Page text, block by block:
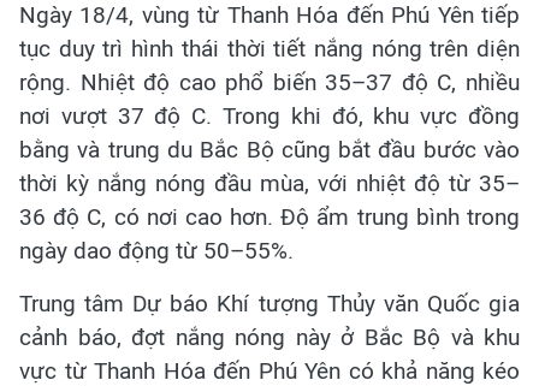
Ngày 18/4, vùng từ Thanh Hóa đến Phú Yên tiếp
tục duy trì hình thái thời tiết nắng nóng trên diện
rộng. Nhiệt độ cao phổ biến 35–37 độ C, nhiều
nơi vượt 37 độ C. Trong khi đó, khu vực đồng
bằng và trung du Bắc Bộ cũng bắt đầu bước vào
thời kỳ nắng nóng đầu mùa, với nhiệt độ từ 35–
36 độ C, có nơi cao hơn. Độ ẩm trung bình trong
ngày dao động từ 50–55%.
Trung tâm Dự báo Khí tượng Thủy văn Quốc gia
cảnh báo, đợt nắng nóng này ở Bắc Bộ và khu
vực từ Thanh Hóa đến Phú Yên có khả năng kéo